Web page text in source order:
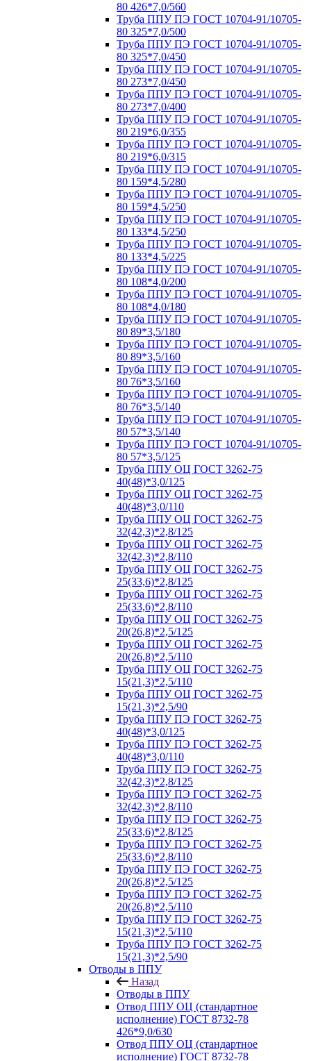
80 426*7,0/560
Труба ППУ ПЭ ГОСТ 10704-91/10705-
80 325*7,0/500
Труба ППУ ПЭ ГОСТ 10704-91/10705-
80 325*7,0/450
Труба ППУ ПЭ ГОСТ 10704-91/10705-
80 273*7,0/450
Труба ППУ ПЭ ГОСТ 10704-91/10705-
80 273*7,0/400
Труба ППУ ПЭ ГОСТ 10704-91/10705-
80 219*6,0/355
Труба ППУ ПЭ ГОСТ 10704-91/10705-
80 219*6,0/315
Труба ППУ ПЭ ГОСТ 10704-91/10705-
80 159*4,5/280
Труба ППУ ПЭ ГОСТ 10704-91/10705-
80 159*4,5/250
Труба ППУ ПЭ ГОСТ 10704-91/10705-
80 133*4,5/250
Труба ППУ ПЭ ГОСТ 10704-91/10705-
80 133*4,5/225
Труба ППУ ПЭ ГОСТ 10704-91/10705-
80 108*4,0/200
Труба ППУ ПЭ ГОСТ 10704-91/10705-
80 108*4,0/180
Труба ППУ ПЭ ГОСТ 10704-91/10705-
80 89*3,5/180
Труба ППУ ПЭ ГОСТ 10704-91/10705-
80 89*3,5/160
Труба ППУ ПЭ ГОСТ 10704-91/10705-
80 76*3,5/160
Труба ППУ ПЭ ГОСТ 10704-91/10705-
80 76*3,5/140
Труба ППУ ПЭ ГОСТ 10704-91/10705-
80 57*3,5/140
Труба ППУ ПЭ ГОСТ 10704-91/10705-
80 57*3,5/125
Труба ППУ ОЦ ГОСТ 3262-75
40(48)*3,0/125
Труба ППУ ОЦ ГОСТ 3262-75
40(48)*3,0/110
Труба ППУ ОЦ ГОСТ 3262-75
32(42,3)*2,8/125
Труба ППУ ОЦ ГОСТ 3262-75
32(42,3)*2,8/110
Труба ППУ ОЦ ГОСТ 3262-75
25(33,6)*2,8/125
Труба ППУ ОЦ ГОСТ 3262-75
25(33,6)*2,8/110
Труба ППУ ОЦ ГОСТ 3262-75
20(26,8)*2,5/125
Труба ППУ ОЦ ГОСТ 3262-75
20(26,8)*2,5/110
Труба ППУ ОЦ ГОСТ 3262-75
15(21,3)*2,5/110
Труба ППУ ОЦ ГОСТ 3262-75
15(21,3)*2,5/90
Труба ППУ ПЭ ГОСТ 3262-75
40(48)*3,0/125
Труба ППУ ПЭ ГОСТ 3262-75
40(48)*3,0/110
Труба ППУ ПЭ ГОСТ 3262-75
32(42,3)*2,8/125
Труба ППУ ПЭ ГОСТ 3262-75
32(42,3)*2,8/110
Труба ППУ ПЭ ГОСТ 3262-75
25(33,6)*2,8/125
Труба ППУ ПЭ ГОСТ 3262-75
25(33,6)*2,8/110
Труба ППУ ПЭ ГОСТ 3262-75
20(26,8)*2,5/125
Труба ППУ ПЭ ГОСТ 3262-75
20(26,8)*2,5/110
Труба ППУ ПЭ ГОСТ 3262-75
15(21,3)*2,5/110
Труба ППУ ПЭ ГОСТ 3262-75
15(21,3)*2,5/90
Отводы в ППУ
Назад
Отводы в ППУ
Отвод ППУ ОЦ (стандартное
исполнение) ГОСТ 8732-78
426*9,0/630
Отвод ППУ ОЦ (стандартное
исполнение) ГОСТ 8732-78